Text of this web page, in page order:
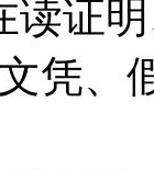
读证
凭